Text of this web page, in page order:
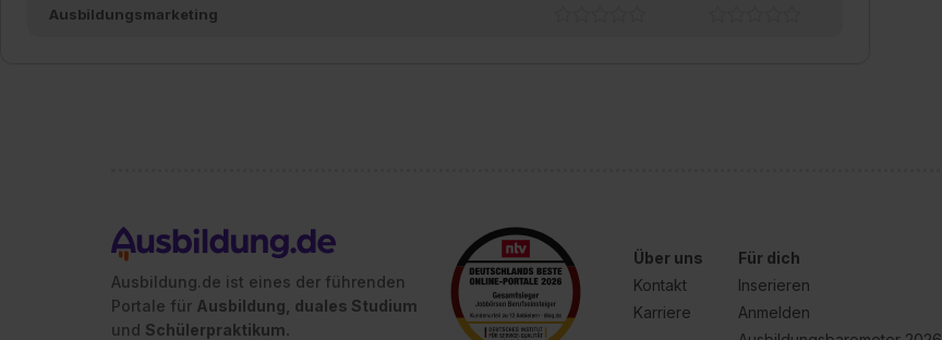
Ausbildungsmarketing
Ausbildung.de ist eines der führenden
Portale für Ausbildung, duales Studium
und Schülerpraktikum.
Über uns
Kontakt
Karriere
Für dich
Inserieren
Anmelden